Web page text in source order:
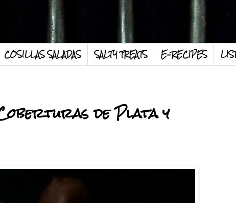
COSILLAS SALADAS SALTY TREATS E-RECIPES
de Plata y